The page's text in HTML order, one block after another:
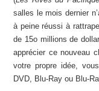
salles le mois dernier
à peine réussi à
de 15o millions de
apprécier ce nouveau
votre propre idée,
DVD, Blu-Ray ou Blu-